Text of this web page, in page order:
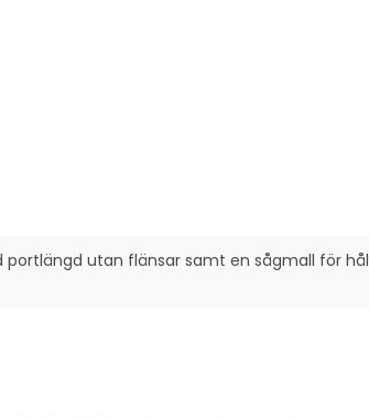
utan flänsar samt en sågmall för